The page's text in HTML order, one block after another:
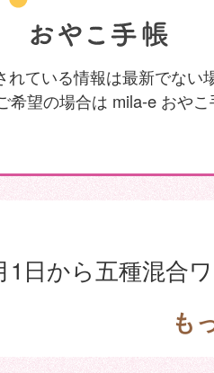
れている情報は最新でない
希望の場合は mila-e おや
も